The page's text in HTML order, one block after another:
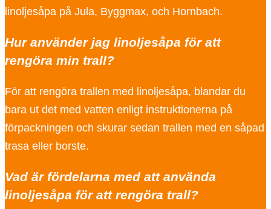
linoljesåpa på Jula, Byggmax, och Hornbach.
Hur använder jag linoljesåpa för att
rengöra min trall?
För att rengöra trallen med linoljesåpa, blandar du
bara ut det med vatten enligt instruktionerna på
förpackningen och skurar sedan trallen med en såpad
trasa eller borste.
Vad är fördelarna med att använda
linoljesåpa för att rengöra trall?